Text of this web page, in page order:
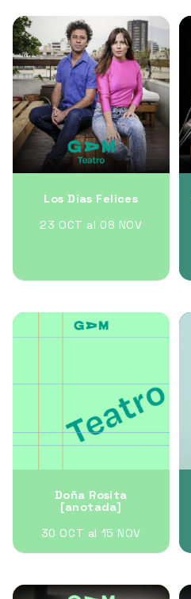
Los Días Felices
23 OCT al 08 NOV
Doña Rosita
[anotada]
30 OCT al 15 NOV